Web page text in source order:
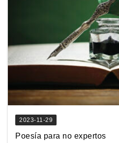
2023-11-29
Poesía para no expertos